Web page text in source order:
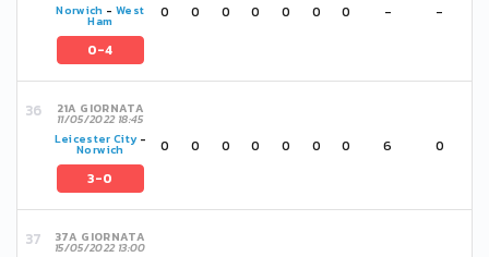
Norwich - West
Ham
0-4
0 0 0 0 0 0 0 - -
21A GIORNATA
11/05/2022 18:45
Leicester City-
Norwich
3-0
0 0 0 0 0 0 0 6 0
37A GIORNATA
15/05/2022 13:00